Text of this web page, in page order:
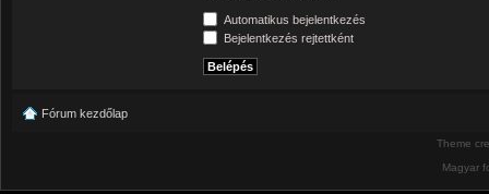
Automatikus bejelentkezés
Bejelentkezés rejtettként
Fórum kezdőlap
Theme
Magyar